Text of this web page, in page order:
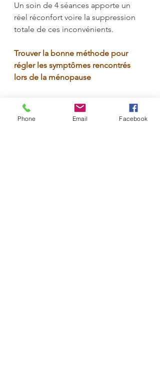
Un soin de 4 séances apporte un
réel réconfort voire la suppression
totale de ces inconvénients.
Trouver la bonne méthode pour
régler les symptômes rencontrés
lors de la ménopause
Il n’existe aucune contre-indications
à cette thérapie, ni aucun risque.
Phone Email Facebook